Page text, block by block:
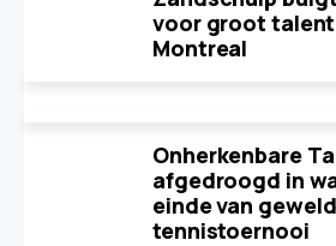
voor groot
Montreal
Onherkenbare
afgedroogd in
einde van
tennistoernooi